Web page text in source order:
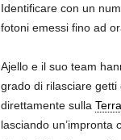
Identificare con un
fotoni emessi fino ad
Ajello e il suo team
grado di rilasciare
direttamente sulla Terra
lasciando un’impronta